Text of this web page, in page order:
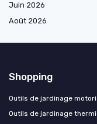
Juin 2026
Août 2026
Shopping
Outils de jardinage
Outils de jardinage